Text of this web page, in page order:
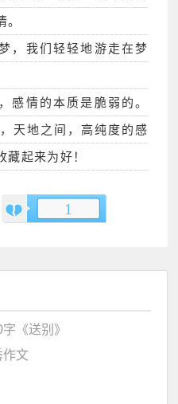
，我们轻轻地游走在梦
感情的本质是脆弱的。
天地之间，高纯度的感
起来为好！
1
《送别》
作文